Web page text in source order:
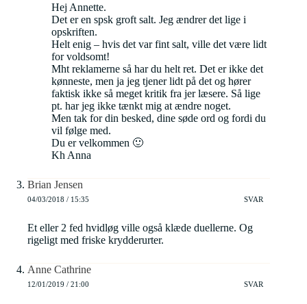
Hej Annette.
Det er en spsk groft salt. Jeg ændrer det lige i
opskriften.
Helt enig – hvis det var fint salt, ville det være lidt
for voldsomt!
Mht reklamerne så har du helt ret. Det er ikke det
kønneste, men ja jeg tjener lidt på det og hører
faktisk ikke så meget kritik fra jer læsere. Så lige
pt. har jeg ikke tænkt mig at ændre noget.
Men tak for din besked, dine søde ord og fordi du
vil følge med.
Du er velkommen 🙂
Kh Anna
Brian Jensen
04/03/2018 / 15:35 SVAR
Et eller 2 fed hvidløg ville også klæde duellerne. Og
rigeligt med friske krydderurter.
Anne Cathrine
12/01/2019 / 21:00 SVAR